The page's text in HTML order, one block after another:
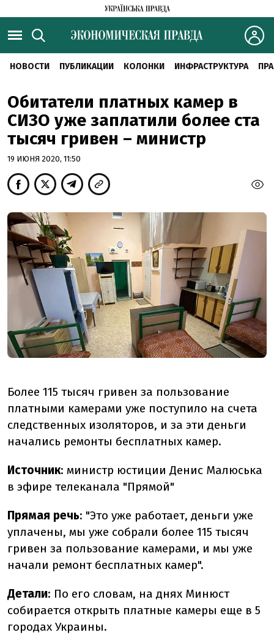
НОВОСТИ ПУБЛИКАЦИИ КОЛОНКИ ИНФРАСТРУКТУРА
Обитатели платных камер в
СИЗО уже заплатили более ста
тысяч гривен – министр
19 ИЮНЯ 2020, 11:50
Более 115 тысяч гривен за пользование
платными камерами уже поступило на счета
следственных изоляторов, и за эти деньги
начались ремонты бесплатных камер.
Источник: министр юстиции Денис Малюська
в эфире телеканала "Прямой"
Прямая речь: "Это уже работает, деньги уже
уплачены, мы уже собрали более 115 тысяч
гривен за пользование камерами, и мы уже
начали ремонт бесплатных камер".
Детали: По его словам, на днях Минюст
собирается открыть платные камеры еще в 5
городах Украины.